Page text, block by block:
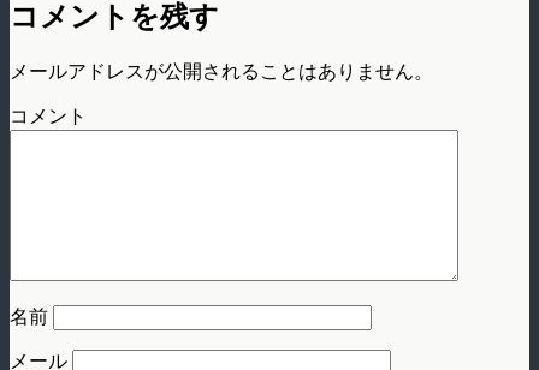
コメントを残す
メールアドレスが公開されることはありません。
コメント
名前
メール